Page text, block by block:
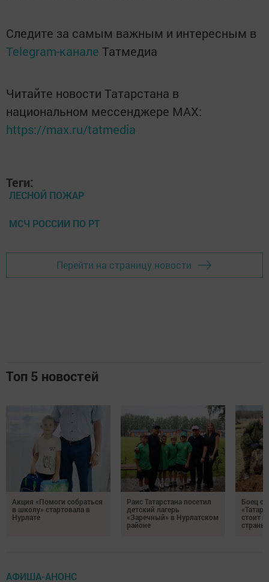
Следите за самым важным и интересным в
Telegram-канале Татмедиа
Читайте новости Татарстана в
национальном мессенджере MАХ:
https://max.ru/tatmedia
Теги:
ЛЕСНОЙ ПОЖАР
МСЧ РОССИИ ПО РТ
Перейти на страницу новости
Топ 5 новостей
Акция «Помоги собраться
в школу» стартовала в
Нурлате
Раис Татарстана посетил
детский лагерь
«Заречный» в Нурлатском
районе
Боец с
стоит
страны
АФИША-АНОНС